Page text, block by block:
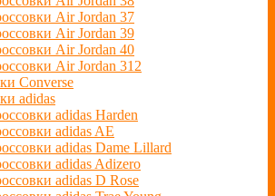
Air Jordan 37
Air Jordan 39
Air Jordan 40
Air Jordan 312
Converse
adidas
adidas Harden
adidas AE
adidas Dame Lillard
adidas Adizero
adidas D Rose